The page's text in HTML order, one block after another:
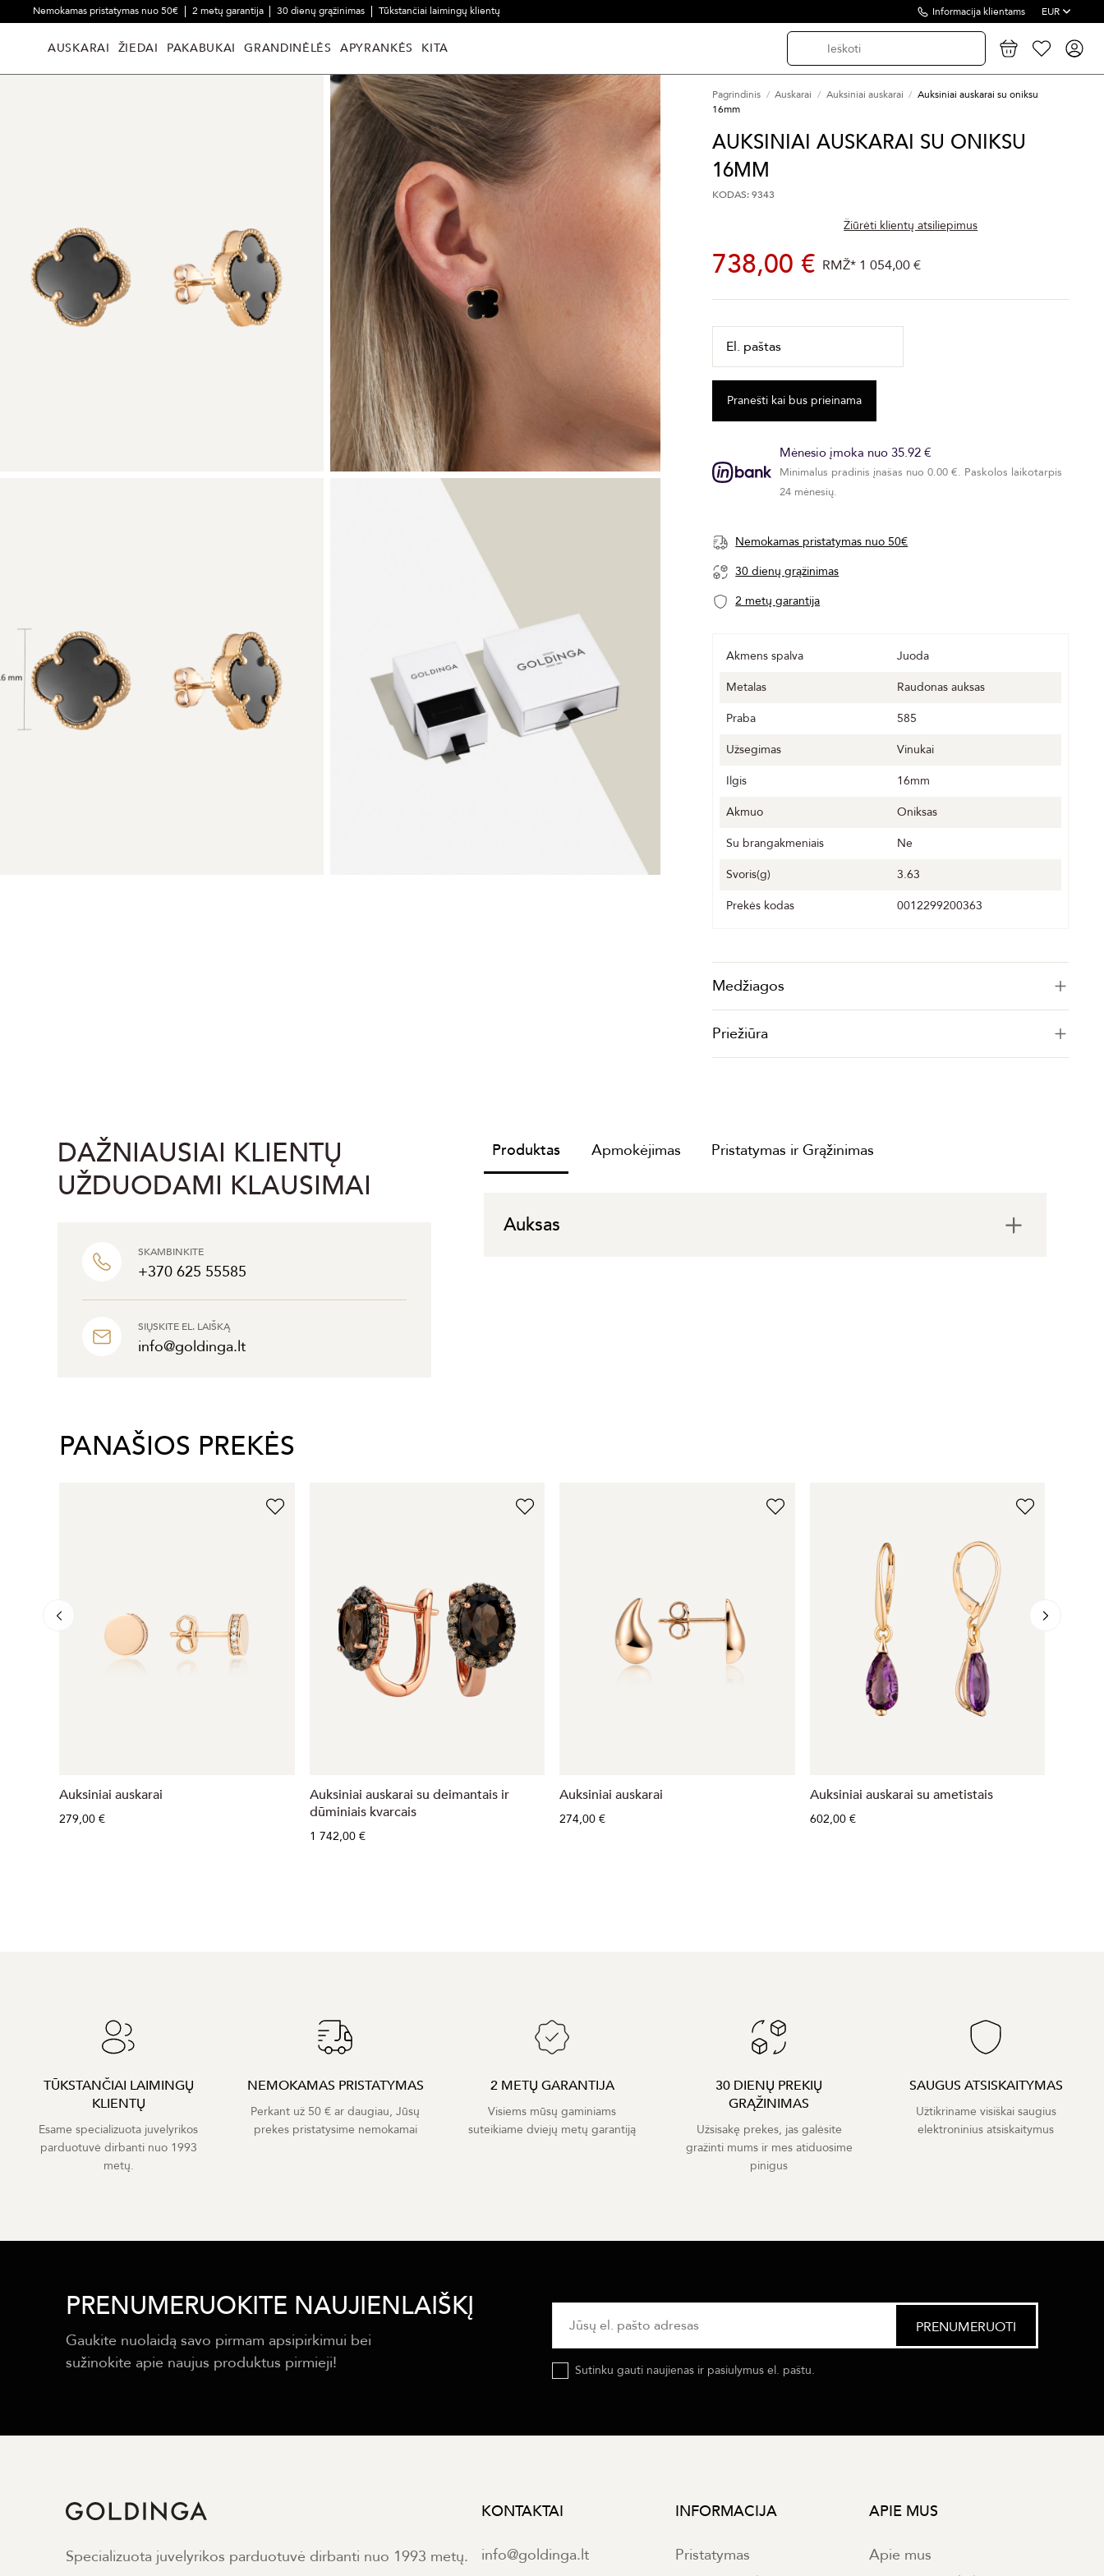
Nemokamas pristatymas nuo 50€ 2 metų garantija 30 dienų grąžinimas Tūkstančiai laimingų klientų Informacija klientams EUR
AUSKARAI ŽIEDAI PAKABUKAI GRANDINĖLĖS APYRANKĖS KITA
Pagrindinis Auskarai Auksiniai auskarai
Auksiniai auskarai su oniksu
16mm
AUKSINIAI AUSKARAI SU ONIKSU
16MM
KODAS: 9343
Žiūrėti klientų atsiliepimus
738,00 € RMŽ* 1 054,00 €
Mėnesio įmoka nuo 35.92 €
Minimalus pradinis įnašas nuo 0.00 €. Paskolos laikotarpis
24 mėnesių.
Nemokamas pristatymas nuo 50€
30 dienų grąžinimas
2 metų garantija
Akmens spalva
Juoda
Metalas
Raudonas auksas
Praba
585
Užsegimas
Vinukai
Ilgis
16mm
Akmuo
Oniksas
Su brangakmeniais
Ne
Svoris(g)
3.63
Prekės kodas
0012299200363
Medžiagos
Priežiūra
DAŽNIAUSIAI KLIENTŲ
UŽDUODAMI KLAUSIMAI
SKAMBINKITE
+370 625 55585
SIŲSKITE EL. LAIŠKĄ
info@goldinga.lt
Produktas Apmokėjimas Pristatymas ir Grąžinimas
Auksas
PANAŠIOS PREKĖS
Auksiniai auskarai
279,00 €
Auksiniai auskarai su deimantais ir
dūminiais kvarcais
1 742,00 €
Auksiniai auskarai
274,00 €
Auksiniai auskarai su ametistais
602,00 €
TŪKSTANČIAI LAIMINGŲ
KLIENTŲ
Esame specializuota juvelyrikos
parduotuvė dirbanti nuo 1993
metų.
NEMOKAMAS PRISTATYMAS
Perkant už 50 € ar daugiau, Jūsų
prekes pristatysime nemokamai
2 METŲ GARANTIJA
Visiems mūsų gaminiams
suteikiame dviejų metų garantiją
30 DIENŲ PREKIŲ
GRĄŽINIMAS
Užsisakę prekes, jas galėsite
gražinti mums ir mes atiduosime
pinigus
SAUGUS ATSISKAITYMAS
Užtikriname visiškai saugius
elektroninius atsiskaitymus
PRENUMERUOKITE NAUJIENLAIŠKĮ
Gaukite nuolaidą savo pirmam apsipirkimui bei
sužinokite apie naujus produktus pirmieji!
Sutinku gauti naujienas ir pasiulymus el. paštu.
Specializuota juvelyrikos parduotuvė dirbanti nuo 1993 metų.
KONTAKTAI
info@goldinga.lt
INFORMACIJA
Pristatymas
APIE MUS
Apie mus